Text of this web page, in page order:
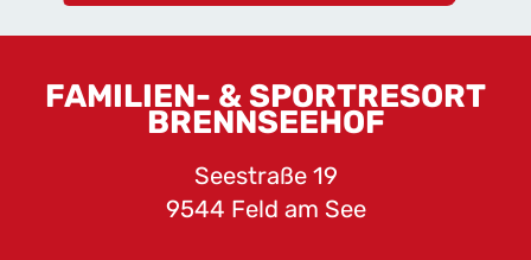
FAMILIEN- & SPORTRESORT
BRENNSEEHOF
Seestraße 19
9544 Feld am See